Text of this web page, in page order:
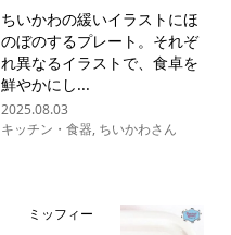
ちいかわの緩いイラストにほ
のぼのするプレート。それぞ
れ異なるイラストで、食卓を
鮮やかにし...
2025.08.03
キッチン・食器, ちいかわさん
ミッフィー